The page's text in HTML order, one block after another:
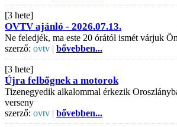
[3 hete]
OVTV ajánló - 2026.07.13.
Ne feledjék, ma este 20 órától ismét várjuk
szerző: ovtv | bővebben...
[3 hete]
Újra felbőgnek a motorok
Tizenegyedik alkalommal érkezik
verseny
szerző: ovtv | bővebben...